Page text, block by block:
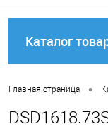
Каталог
Главная страница •